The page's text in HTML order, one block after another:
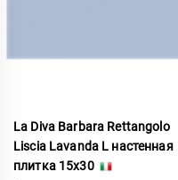
La Diva Barbara Rettangolo
Liscia Lavanda L настенная
плитка 15x30